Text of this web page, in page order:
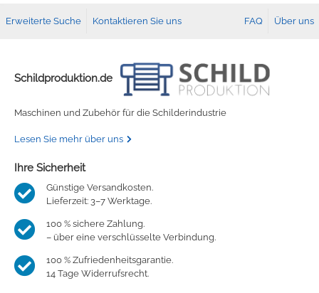
Erweiterte Suche Kontaktieren Sie uns FAQ Über uns
Schildproduktion.de
Maschinen und Zubehör für die Schilderindustrie
Lesen Sie mehr über uns
Ihre Sicherheit
Günstige Versandkosten.
Lieferzeit: 3–7 Werktage.
100 % sichere Zahlung.
– über eine verschlüsselte Verbindung.
100 % Zufriedenheitsgarantie.
14 Tage Widerrufsrecht.